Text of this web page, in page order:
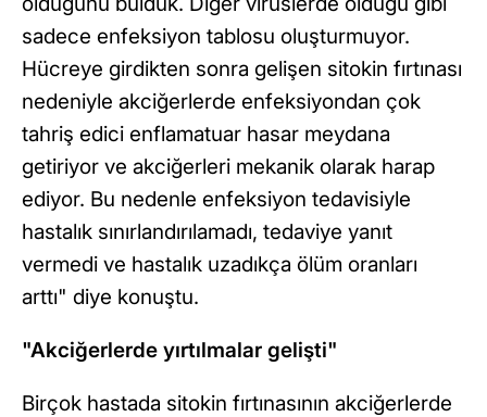
sadece enfeksiyon tablosu oluşturmuyor.
Hücreye girdikten sonra gelişen sitokin fırtınası
nedeniyle akciğerlerde enfeksiyondan çok
tahriş edici enflamatuar hasar meydana
getiriyor ve akciğerleri mekanik olarak harap
ediyor. Bu nedenle enfeksiyon tedavisiyle
hastalık sınırlandırılamadı, tedaviye yanıt
vermedi ve hastalık uzadıkça ölüm oranları
arttı" diye konuştu.
"Akciğerlerde yırtılmalar gelişti"
Birçok hastada sitokin fırtınasının akciğerlerde